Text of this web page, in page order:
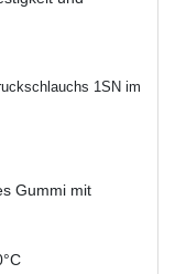
1SN im
Gummi mit